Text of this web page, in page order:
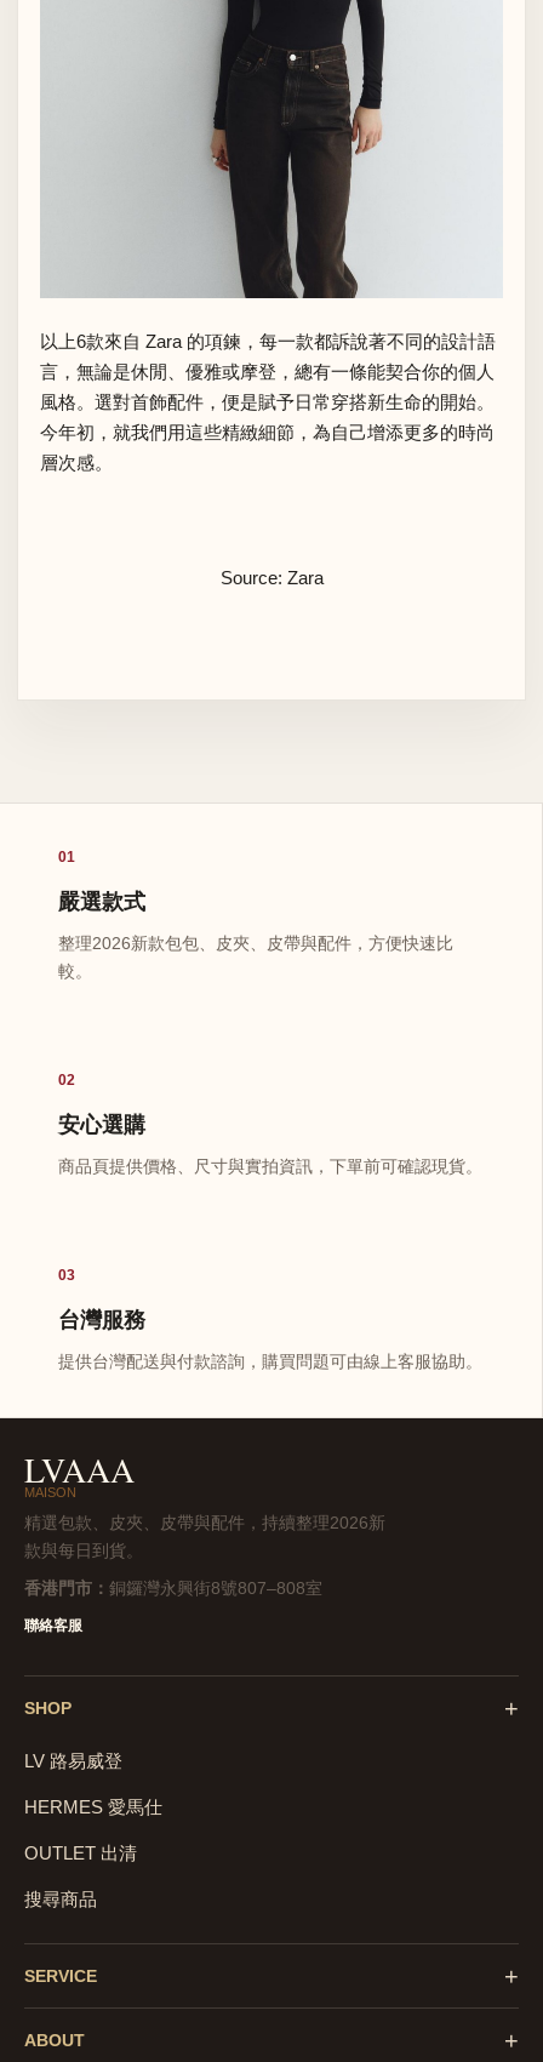
以上6款來自 Zara 的項鍊，每一款都訴說著不同的設計語
言，無論是休閒、優雅或摩登，總有一條能契合你的個人
風格。選對首飾配件，便是賦予日常穿搭新生命的開始。
今年初，就我們用這些精緻細節，為自己增添更多的時尚
層次感。
Source: Zara
01
嚴選款式
整理2026新款包包、皮夾、皮帶與配件，方便快速比
較。
02
安心選購
商品頁提供價格、尺寸與實拍資訊，下單前可確認現貨。
03
台灣服務
提供台灣配送與付款諮詢，購買問題可由線上客服協助。
LVAAA
MAISON
精選包款、皮夾、皮帶與配件，持續整理2026新
款與每日到貨。
香港門市： 銅鑼灣永興街8號807–808室
聯絡客服
SHOP +
LV 路易威登
HERMES 愛馬仕
OUTLET 出清
搜尋商品
SERVICE +
ABOUT +